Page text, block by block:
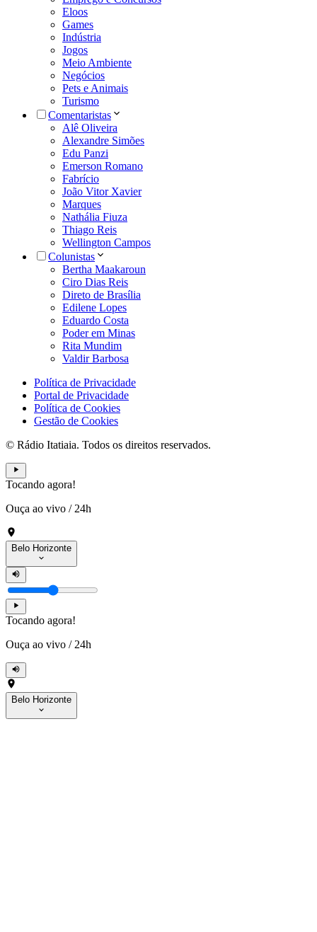
Eloos
Games
Indústria
Jogos
Meio Ambiente
Negócios
Pets e Animais
Turismo
Comentaristas
Alê Oliveira
Alexandre Simões
Edu Panzi
Emerson Romano
Fabrício
João Vitor Xavier
Marques
Nathália Fiuza
Thiago Reis
Wellington Campos
Colunistas
Bertha Maakaroun
Ciro Dias Reis
Direto de Brasília
Edilene Lopes
Eduardo Costa
Poder em Minas
Rita Mundim
Valdir Barbosa
Política de Privacidade
Portal de Privacidade
Política de Cookies
Gestão de Cookies
© Rádio Itatiaia. Todos os direitos reservados.
Tocando agora!
Ouça ao vivo / 24h
Belo Horizonte
Tocando agora!
Ouça ao vivo / 24h
Belo Horizonte